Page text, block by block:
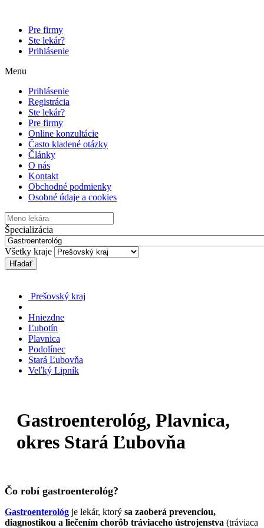
Pre firmy
Ste lekár?
Prihlásenie
Menu
Prihlásenie
Registrácia
Ste lekár?
Pre firmy
Online konzultácie
Často kladené otázky
Články
O nás
Kontakt
Obchodné podmienky
Osobné údaje a cookies
Špecializácia
Všetky kraje
Hľadať
Prešovský kraj
Hniezdne
Ľubotín
Plavnica
Podolínec
Stará Ľubovňa
Veľký Lipník
Gastroenterológ, Plavnica,
okres Stará Ľubovňa
Čo robí gastroenterológ?
Gastroenterológ je lekár, ktorý sa zaoberá prevenciou,
diagnostikou a liečením chorôb tráviaceho ústrojenstva (tráviaca